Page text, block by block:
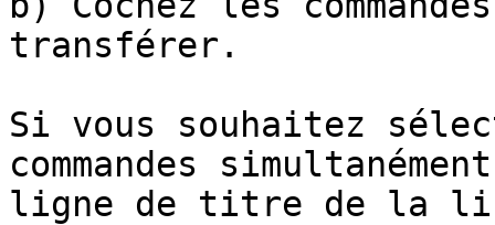
transférer.
Si vous souhaitez
commandes
ligne de titre de la